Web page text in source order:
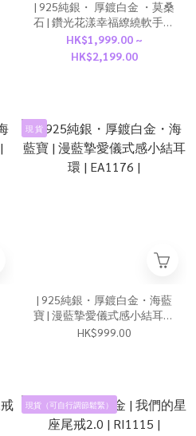
| 925純銀・ 厚鍍白金 ・莫桑
石 | 鑽光花漾幸福繚繞軟手鐲
| BR1632 |
HK$1,999.00 ~
HK$2,199.00
現 貨
| 925純銀・厚鍍白金・海藍
寶 | 漫藍摯愛儀式感小結耳環
| EA1176 |
HK$999.00
現貨（可自行調節鬆緊）